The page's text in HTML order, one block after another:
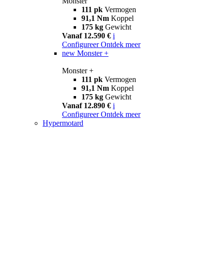
111 pk Vermogen
91,1 Nm Koppel
175 kg Gewicht
Vanaf 12.590 € i
Configureer Ontdek meer
new Monster +
Monster +
111 pk Vermogen
91,1 Nm Koppel
175 kg Gewicht
Vanaf 12.890 € i
Configureer Ontdek meer
Hypermotard